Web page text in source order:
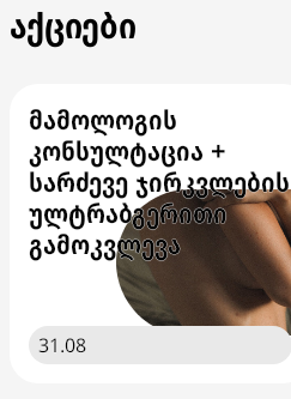
აქციები
მამოლოგის
კონსულტაცია +
სარძევე ჯირკვლების
ულტრაბგერითი
გამოკვლევა
31.08